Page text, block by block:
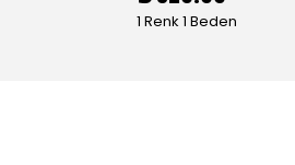
1 Renk 1 Beden